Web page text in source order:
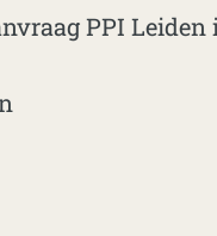
PPI